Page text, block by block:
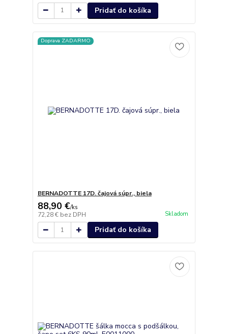
Pridať do košíka
Doprava ZADARMO
BERNADOTTE 17D. čajová súpr., biela
88,90 €/ks
72,28 € bez DPH Skladom
Pridať do košíka